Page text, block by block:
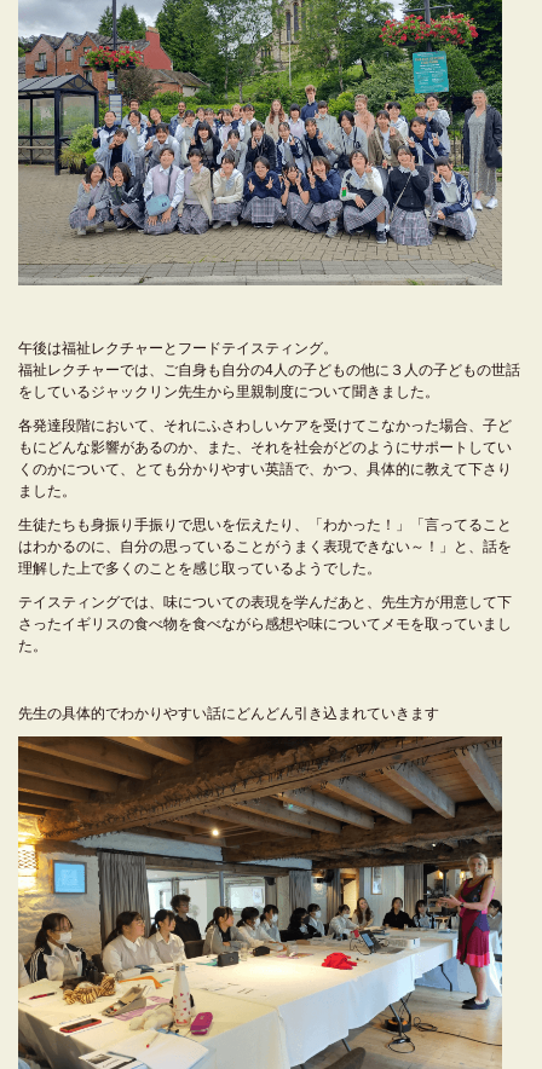
午後は福祉レクチャーとフードテイスティング。
福祉レクチャーでは、ご自身も自分の4人の子どもの他に３人の子どもの世話
をしているジャックリン先生から里親制度について聞きました。
各発達段階において、それにふさわしいケアを受けてこなかった場合、子ど
もにどんな影響があるのか、また、それを社会がどのようにサポートしてい
くのかについて、とても分かりやすい英語で、かつ、具体的に教えて下さり
ました。
生徒たちも身振り手振りで思いを伝えたり、「わかった！」「言ってること
はわかるのに、自分の思っていることがうまく表現できない～！」と、話を
理解した上で多くのことを感じ取っているようでした。
テイスティングでは、味についての表現を学んだあと、先生方が用意して下
さったイギリスの食べ物を食べながら感想や味についてメモを取っていまし
た。
先生の具体的でわかりやすい話にどんどん引き込まれていきます